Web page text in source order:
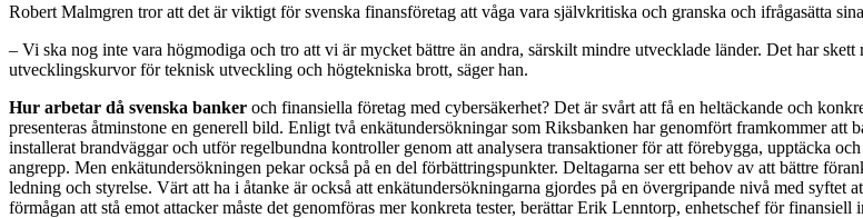
Robert Malmgren tror att det är viktigt för svenska finansföretag att våga vara självkritiska och granska och ifrågasätta
– Vi ska nog inte vara högmodiga och tro att vi är mycket bättre än andra, särskilt mindre utvecklade länder. Det har
utvecklingskurvor för teknisk utveckling och högtekniska brott, säger han.
Hur arbetar då svenska banker och finansiella företag med cybersäkerhet? Det är svårt att få en heltäckande och
presenteras åtminstone en generell bild. Enligt två enkätundersökningar som Riksbanken har genomfört framkommer
installerat brandväggar och utför regelbundna kontroller genom att analysera transaktioner för att förebygga, upptäcka
angrepp. Men enkätundersökningen pekar också på en del förbättringspunkter. Deltagarna ser ett behov av att bättre
ledning och styrelse. Värt att ha i åtanke är också att enkätundersökningarna gjordes på en övergripande nivå med syftet
förmågan att stå emot attacker måste det genomföras mer konkreta tester, berättar Erik Lenntorp, enhetschef för finansiell